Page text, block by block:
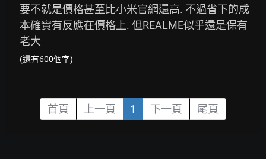
要不就是價格甚至比小米官網還高. 不過省下的成
本確實有反應在價格上. 但REALME似乎還是保有
老大
(還有600個字)
首頁 上一頁 1 下一頁 尾頁